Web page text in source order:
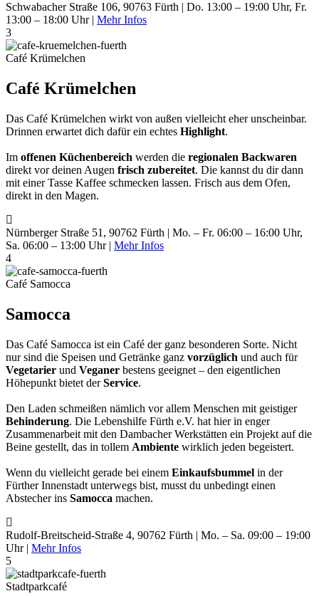
Schwabacher Straße 106, 90763 Fürth | Do. 13:00 – 19:00 Uhr, Fr.
13:00 – 18:00 Uhr | Mehr Infos
3
Café Krümelchen
Café Krümelchen
Das Café Krümelchen wirkt von außen vielleicht eher unscheinbar.
Drinnen erwartet dich dafür ein echtes Highlight.
Im offenen Küchenbereich werden die regionalen Backwaren
direkt vor deinen Augen frisch zubereitet. Die kannst du dir dann
mit einer Tasse Kaffee schmecken lassen. Frisch aus dem Ofen,
direkt in den Magen.
Nürnberger Straße 51, 90762 Fürth | Mo. – Fr. 06:00 – 16:00 Uhr,
Sa. 06:00 – 13:00 Uhr | Mehr Infos
4
Café Samocca
Samocca
Das Café Samocca ist ein Café der ganz besonderen Sorte. Nicht
nur sind die Speisen und Getränke ganz vorzüglich und auch für
Vegetarier und Veganer bestens geeignet – den eigentlichen
Höhepunkt bietet derService.
Den Laden schmeißen nämlich vor allem Menschen mit geistiger
Behinderung. Die Lebenshilfe Fürth e.V. hat hier in enger
Zusammenarbeit mit den Dambacher Werkstätten ein Projekt auf die
Beine gestellt, das in tollem Ambiente wirklich jeden begeistert.
Wenn du vielleicht gerade bei einem Einkaufsbummel in der
Fürther Innenstadt unterwegs bist, musst du unbedingt einen
Abstecher ins Samocca machen.
Rudolf-Breitscheid-Straße 4, 90762 Fürth | Mo. – Sa. 09:00 – 19:00
Uhr | Mehr Infos
5
Stadtparkcafé